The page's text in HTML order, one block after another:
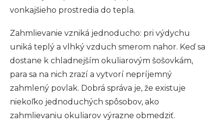
vonkajšieho prostredia do tepla.
Zahmlievanie vzniká jednoducho: pri výdychu
uniká teplý a vlhký vzduch smerom nahor. Keď sa
dostane k chladnejším okuliarovým šošovkám,
para sa na nich zrazí a vytvorí nepríjemný
zahmlený povlak. Dobrá správa je, že existuje
niekoľko jednoduchých spôsobov, ako
zahmlievaniu okuliarov výrazne obmedziť.